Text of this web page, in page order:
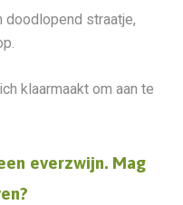
doodlopend straatje,
klaarmaakt om aan te
everzwijn. Mag